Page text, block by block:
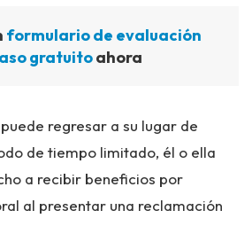
formulario de evaluación
gratuitoahora
regresar a su lugar de
de tiempo limitado, él o ella
a recibir beneficios por
al presentar una reclamación